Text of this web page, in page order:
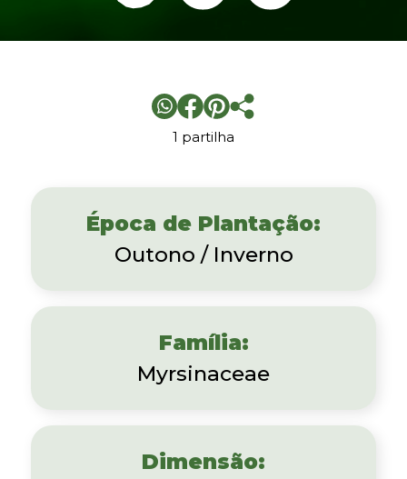
1 partilha
Época de Plantação:
Outono / Inverno
Família:
Myrsinaceae
Dimensão: